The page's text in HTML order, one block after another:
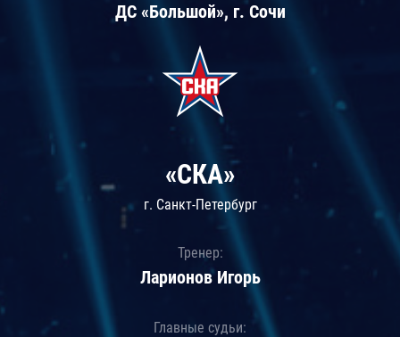
ДС «Большой», г. Сочи
«СКА»
г. Санкт-Петербург
Тренер:
Ларионов Игорь
Главные судьи: